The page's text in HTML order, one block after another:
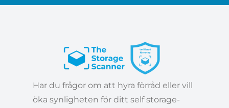
Har du frågor om att hyra förråd eller vill
öka synligheten för ditt self storage-